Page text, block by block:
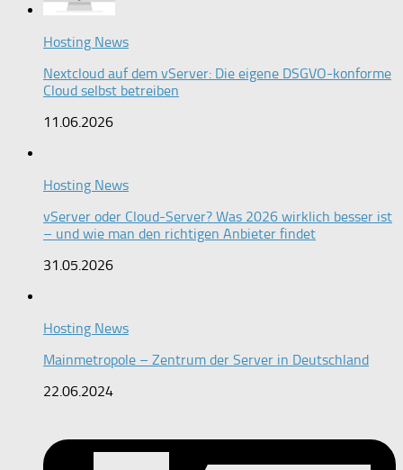
Hosting News
Nextcloud auf dem vServer: Die eigene DSGVO-konforme
Cloud selbst betreiben
11.06.2026
Hosting News
vServer oder Cloud-Server? Was 2026 wirklich besser ist
– und wie man den richtigen Anbieter findet
31.05.2026
Hosting News
Mainmetropole – Zentrum der Server in Deutschland
22.06.2024